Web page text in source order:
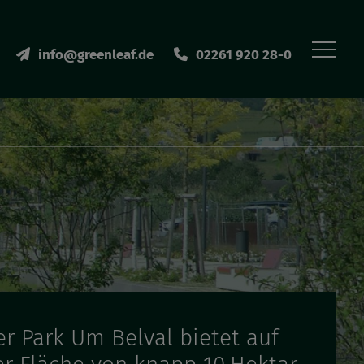
info@greenleaf.de 02261 920 28-0
Park Um Belval bietet auf